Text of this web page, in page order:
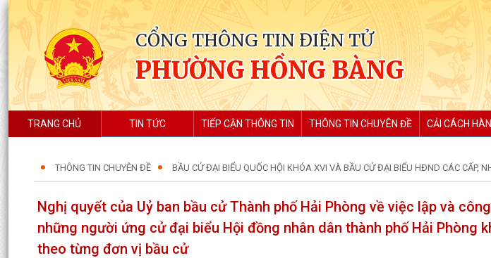
CỔNG THÔNG TIN ĐIỆN TỬ
PHƯỜNG HỒNG BÀNG
TRANG CHỦ TIN TỨC TIẾP CẬN THÔNG TIN THÔNG TIN CHUYÊN ĐỀ CẢI CÁCH
THÔNG TIN CHUYÊN ĐỀ BẦU CỬ ĐẠI BIỂU QUỐC HỘI KHÓA XVI VÀ BẦU CỬ ĐẠI BIỂU HĐND CÁC CẤP,
Nghị quyết của Uỷ ban bầu cử Thành phố Hải Phòng về việc lập và
những người ứng cử đại biểu Hội đồng nhân dân thành phố Hải Phòng
theo từng đơn vị bầu cử